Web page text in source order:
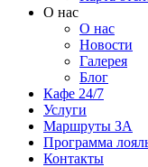
О нас
О нас
Новости
Галерея
Блог
Кафе 24/7
Услуги
Маршруты ЗА
Программа
Контакты